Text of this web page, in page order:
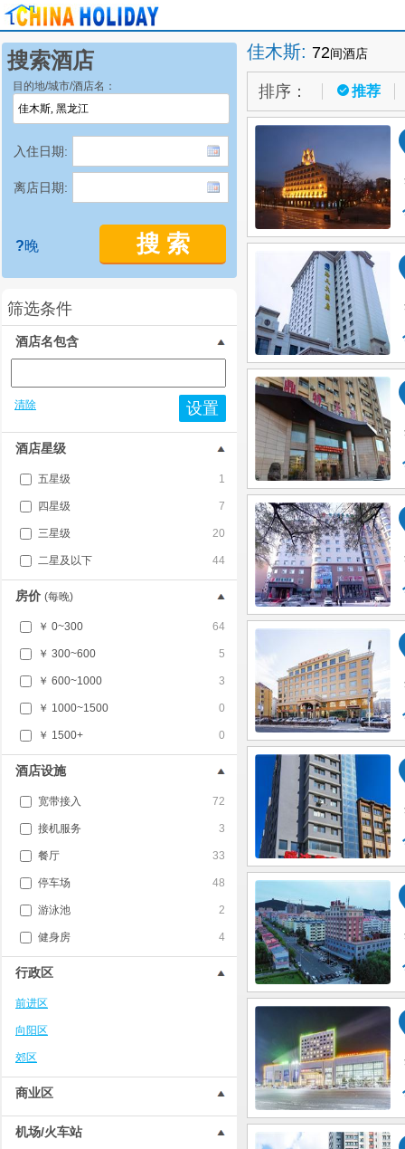
搜索酒店
目的地/城市/酒店名：
入住日期:
离店日期:
?晚 搜 索
筛选条件
酒店名包含
清除 设置
酒店星级
五星级 1
四星级 7
三星级 20
二星及以下 44
房价 (每晚)
￥ 0~300 64
￥ 300~600 5
￥ 600~1000 3
￥ 1000~1500 0
￥ 1500+ 0
酒店设施
宽带接入 72
接机服务 3
餐厅 33
停车场 48
游泳池 2
健身房 4
行政区
前进区
向阳区
郊区
商业区
机场/火车站
佳木斯: 72间酒店
排序： 推荐